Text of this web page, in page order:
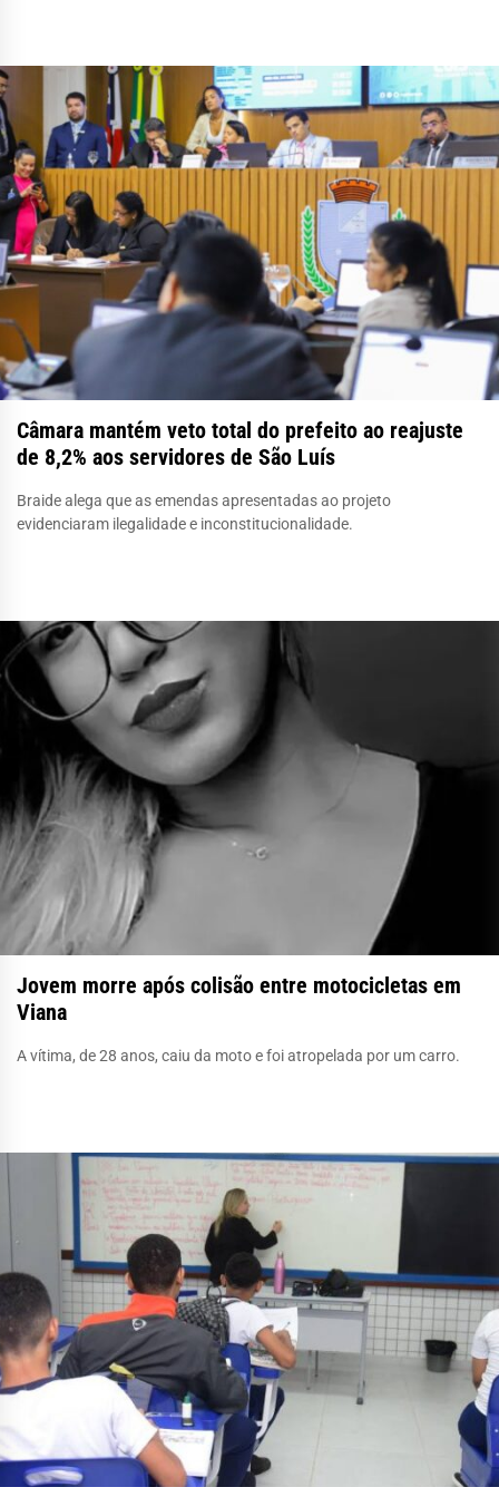
Câmara mantém veto total do prefeito ao reajuste
de 8,2% aos servidores de São Luís
Braide alega que as emendas apresentadas ao projeto
evidenciaram ilegalidade e inconstitucionalidade.
Jovem morre após colisão entre motocicletas em
Viana
A vítima, de 28 anos, caiu da moto e foi atropelada por um carro.